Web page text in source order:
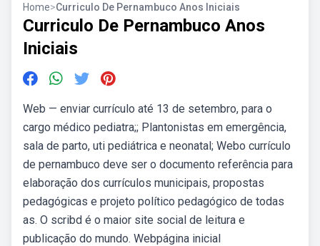
Home>Curriculo De Pernambuco Anos Iniciais
Curriculo De Pernambuco Anos
Iniciais
Web — enviar currículo até 13 de setembro, para o
cargo médico pediatra;; Plantonistas em emergência,
sala de parto, uti pediátrica e neonatal; Webo currículo
de pernambuco deve ser o documento referência para
elaboração dos currículos municipais, propostas
pedagógicas e projeto político pedagógico de todas
as. O scribd é o maior site social de leitura e
publicação do mundo. Webpágina inicial